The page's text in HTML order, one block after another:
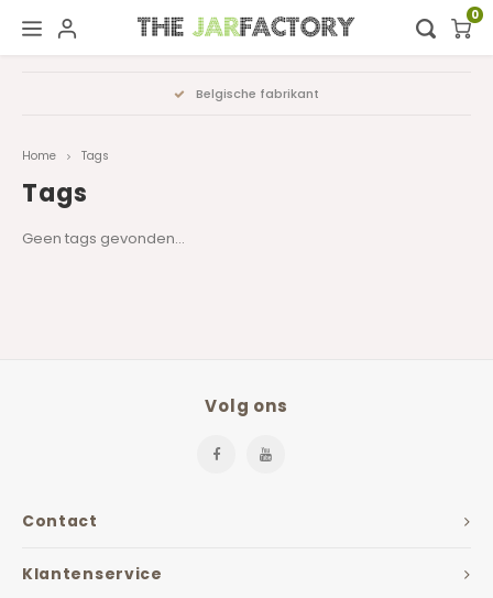
Hoofdmenu / digital showroom
Decoratie
Hoofdmenu
Nederlands
0
Belgische fabrikant
Home Tags
Tags
Geen tags gevonden...
Contact
Volg ons
Klantenservice